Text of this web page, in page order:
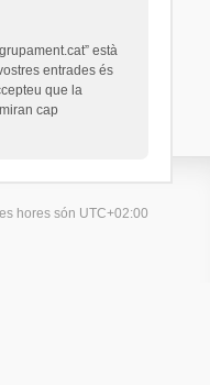
està
entrades és
que la
cap
hores són UTC+02:00